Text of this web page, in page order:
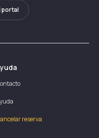
portal
reserva